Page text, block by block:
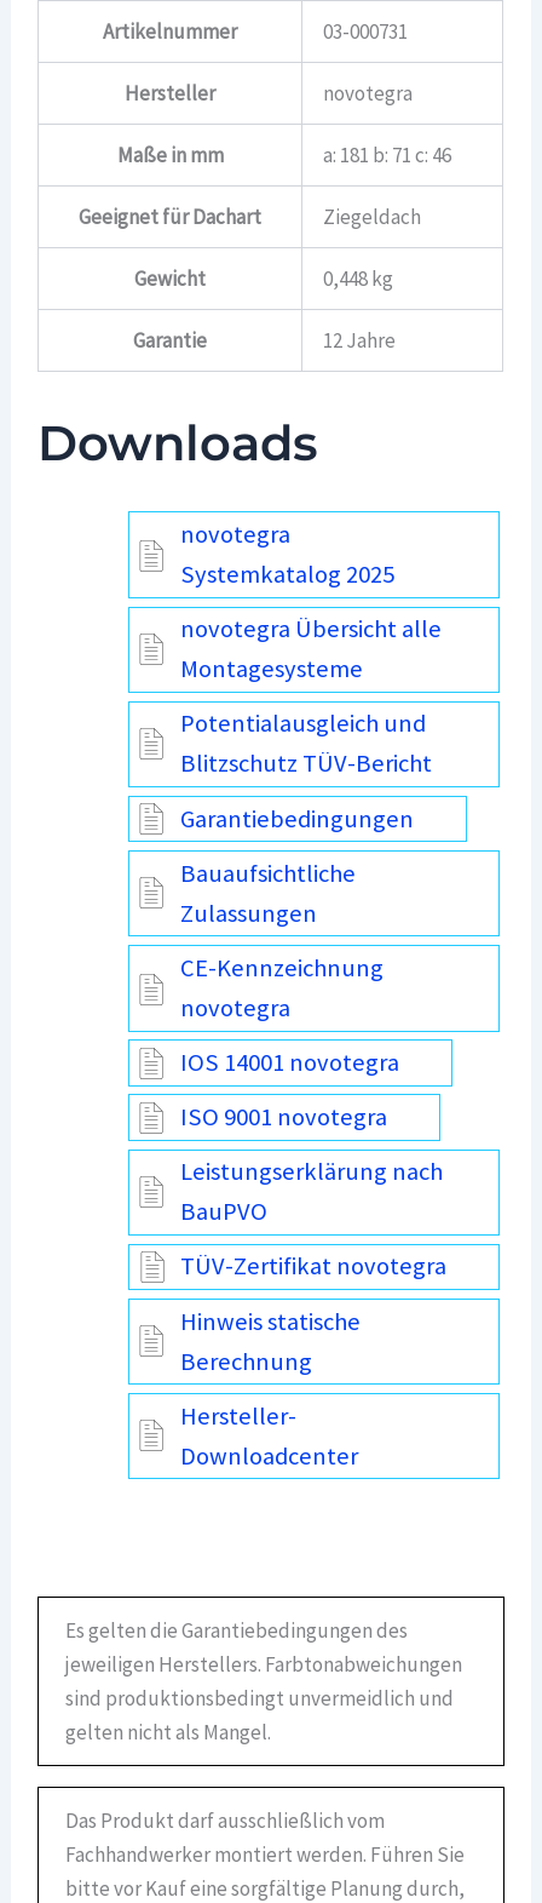
Artikelnummer 03-000731
Hersteller novotegra
Maße in mm a: 181 b: 71 c: 46
Geeignet für Dachart Ziegeldach
Gewicht 0,448 kg
Garantie 12 Jahre
Downloads
novotegra
Systemkatalog 2025
novotegra Übersicht alle
Montagesysteme
Potentialausgleich und
Blitzschutz TÜV-Bericht
Garantiebedingungen
Bauaufsichtliche
Zulassungen
CE-Kennzeichnung
novotegra
IOS 14001 novotegra
ISO 9001 novotegra
Leistungserklärung nach
BauPVO
TÜV-Zertifikat novotegra
Hinweis statische
Berechnung
Hersteller-
Downloadcenter
Es gelten die Garantiebedingungen des
jeweiligen Herstellers. Farbtonabweichungen
sind produktionsbedingt unvermeidlich und
gelten nicht als Mangel.
Das Produkt darf ausschließlich vom
Fachhandwerker montiert werden. Führen Sie
bitte vor Kauf eine sorgfältige Planung durch,